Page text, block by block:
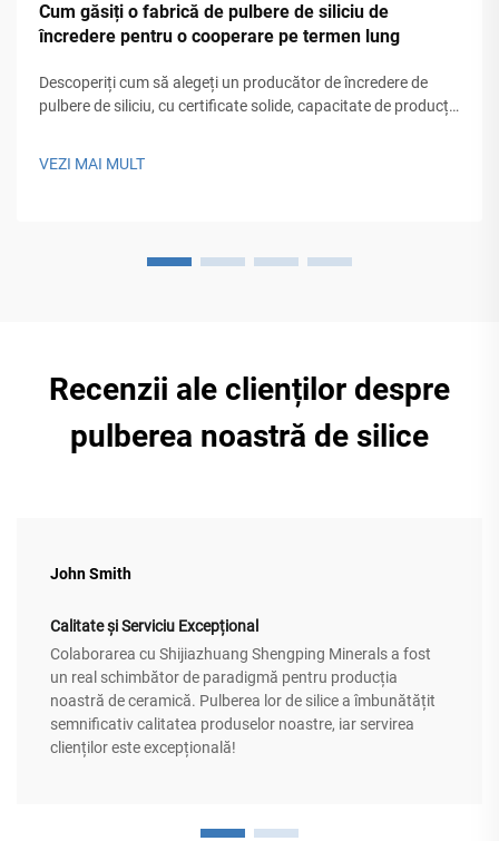
Cum găsiți o fabrică de pulbere de siliciu de
încredere pentru o cooperare pe termen lung
Descoperiți cum să alegeți un producător de încredere de
pulbere de siliciu, cu certificate solide, capacitate de producție
VEZI MAI MULT
Recenzii ale clienților despre
pulberea noastră de silice
John Smith
Calitate și Serviciu Excepțional
Colaborarea cu Shijiazhuang Shengping Minerals a fost
un real schimbător de paradigmă pentru producția
noastră de ceramică. Pulberea lor de silice a îmbunătățit
semnificativ calitatea produselor noastre, iar servirea
clienților este excepțională!